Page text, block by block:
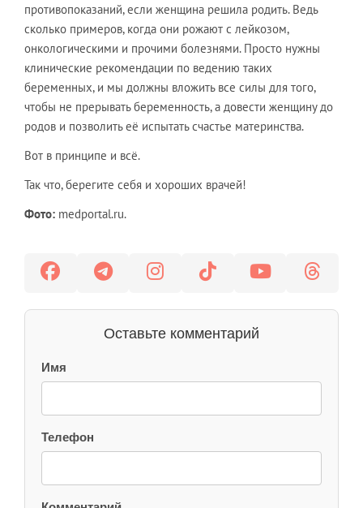
противопоказаний, если женщина решила родить. Ведь
сколько примеров, когда они рожают с лейкозом,
онкологическими и прочими болезнями. Просто нужны
клинические рекомендации по ведению таких
беременных, и мы должны вложить все силы для того,
чтобы не прерывать беременность, а довести женщину до
родов и позволить её испытать счастье материнства.
Вот в принципе и всё.
Так что, берегите себя и хороших врачей!
Фото: medportal.ru.
Оставьте комментарий
Имя
Телефон